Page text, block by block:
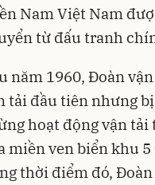
Nam Việt Nam
từ đấu tranh
năm 1960, Đoàn
tải đầu tiên nhưng
hoạt động vận
miền ven biển khu
thời điểm đó,